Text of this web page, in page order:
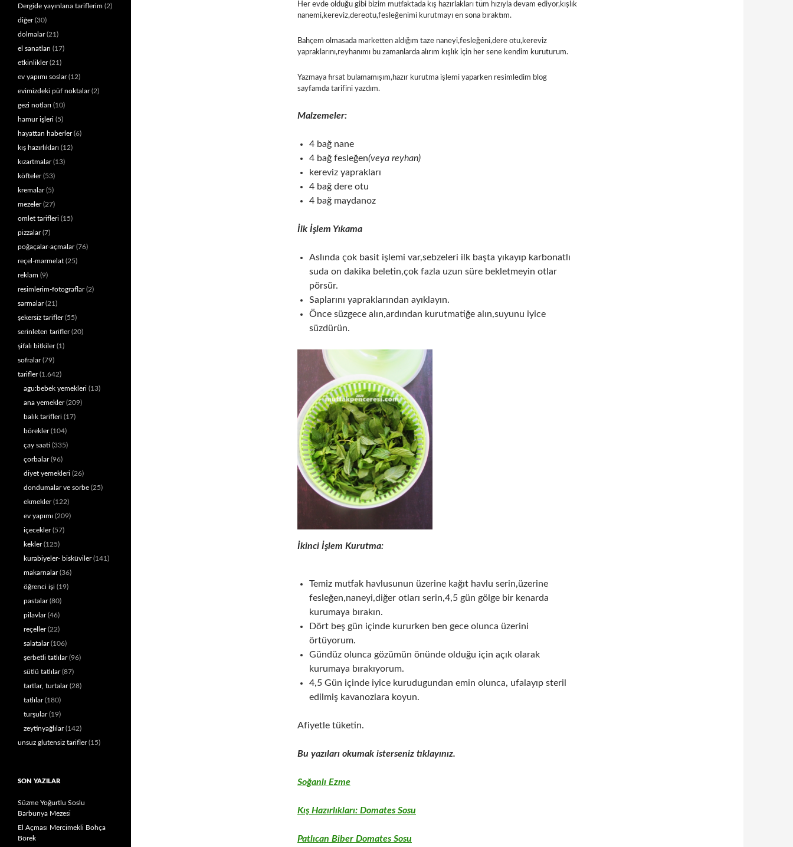
Her evde olduğu gibi bizim mutfaktada kış hazırlakları tüm hızıyla devam ediyor,kışlık
nanemi,kereviz,dereotu,fesleğenimi kurutmayı en sona bıraktım.
Bahçem olmasada marketten aldığım taze naneyi,fesleğeni,dere otu,kereviz
yapraklarını,reyhanımı bu zamanlarda alırım kışlık için her sene kendim kuruturum.
Yazmaya fırsat bulamamışım,hazır kurutma işlemi yaparken resimledim blog
sayfamda tarifini yazdım.
Malzemeler:
4 bağ nane
4 bağ fesleğen(veya reyhan)
kereviz yaprakları
4 bağ dere otu
4 bağ maydanoz
İlk İşlem Yıkama
Aslında çok basit işlemi var,sebzeleri ilk başta yıkayıp karbonatlı
suda on dakika beletin,çok fazla uzun süre bekletmeyin otlar
pörsür.
Saplarını yapraklarından ayıklayın.
Önce süzgece alın,ardından kurutmatiğe alın,suyunu iyice
süzdürün.
İkinci İşlem Kurutma:
Temiz mutfak havlusunun üzerine kağıt havlu serin,üzerine
fesleğen,naneyi,diğer otları serin,4,5 gün gölge bir kenarda
kurumaya bırakın.
Dört beş gün içinde kururken ben gece olunca üzerini
örtüyorum.
Gündüz olunca gözümün önünde olduğu için açık olarak
kurumaya bırakıyorum.
4,5 Gün içinde iyice kurudugundan emin olunca, ufalayıp steril
edilmiş kavanozlara koyun.
Afiyetle tüketin.
Bu yazıları okumak isterseniz tıklayınız.
Soğanlı Ezme
Kış Hazırlıkları: Domates Sosu
Patlıcan Biber Domates Sosu
Dergide yayınlana tariflerim (2)
diğer(30)
dolmalar(21)
el sanatları (17)
etkinlikler(21)
ev yapımı soslar(12)
evimizdeki püf noktalar(2)
gezi notları (10)
hamur işleri (5)
hayattan haberler(6)
kış hazırlıkları (12)
kızartmalar(13)
köfteler(53)
kremalar(5)
mezeler(27)
omlet tarifleri (15)
pizzalar(7)
poğaçalar-açmalar(76)
reçel-marmelat (25)
reklam (9)
resimlerim-fotograflar(2)
sarmalar(21)
şekersiz tarifler(55)
serinleten tarifler(20)
şifalı bitkiler(1)
sofralar(79)
tarifler(1.642)
agu:bebek yemekleri (13)
ana yemekler(209)
balık tarifleri (17)
börekler(104)
çay saati (335)
çorbalar(96)
diyet yemekleri (26)
dondumalar ve sorbe (25)
ekmekler(122)
ev yapımı (209)
içecekler(57)
kekler(125)
kurabiyeler- bisküviler(141)
makarnalar(36)
öğrenci işi (19)
pastalar(80)
pilavlar(46)
reçeller(22)
salatalar(106)
şerbetli tatlılar(96)
sütlü tatlılar(87)
tartlar, turtalar(28)
tatlılar(180)
turşular(19)
zeytinyağlılar(142)
unsuz glutensiz tarifler(15)
SON YAZILAR
Süzme Yoğurtlu Soslu
Barbunya Mezesi
El Açması Mercimekli Bohça
Börek